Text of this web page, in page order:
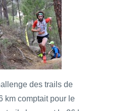
des trails de
km comptait pour le